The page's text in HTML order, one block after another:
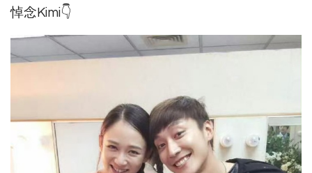
悼念Kimi👇